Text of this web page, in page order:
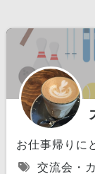
お仕事帰りに
交流会・